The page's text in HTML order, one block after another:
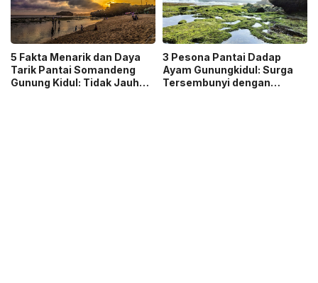
5 Fakta Menarik dan Daya
Tarik Pantai Somandeng
Gunung Kidul: Tidak Jauh
3 Pesona Pantai Dadap
Ayam Gunungkidul: Surga
Tersembunyi dengan